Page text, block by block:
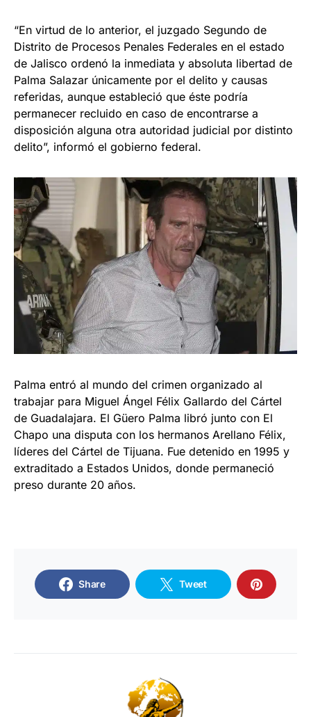
“En virtud de lo anterior, el juzgado Segundo de
Distrito de Procesos Penales Federales en el estado
de Jalisco ordenó la inmediata y absoluta libertad de
Palma Salazar únicamente por el delito y causas
referidas, aunque estableció que éste podría
permanecer recluido en caso de encontrarse a
disposición alguna otra autoridad judicial por distinto
delito”, informó el gobierno federal.
Palma entró al mundo del crimen organizado al
trabajar para Miguel Ángel Félix Gallardo del Cártel
de Guadalajara. El Güero Palma libró junto con El
Chapo una disputa con los hermanos Arellano Félix,
líderes del Cártel de Tijuana. Fue detenido en 1995 y
extraditado a Estados Unidos, donde permaneció
preso durante 20 años.
Share Tweet